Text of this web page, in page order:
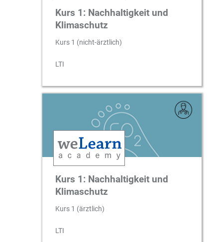
Kurs 1: Nachhaltigkeit und
Klimaschutz
Kurs 1 (nicht-ärztlich)
LTI
Kurs 1: Nachhaltigkeit und
Klimaschutz
Kurs 1 (ärztlich)
LTI